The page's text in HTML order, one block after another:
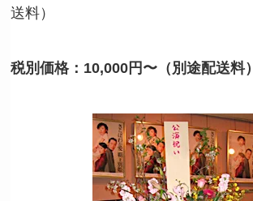
送料）
税別価格：10,000円〜（別途配送料）